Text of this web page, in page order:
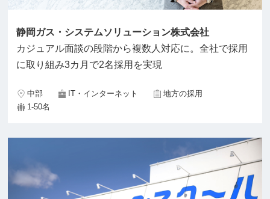
静岡ガス・システムソリューション株式会社
カジュアル面談の段階から複数人対応に。全社で採用
に取り組み3カ月で2名採用を実現
中部 IT・インターネット
地方の採用
1-50名